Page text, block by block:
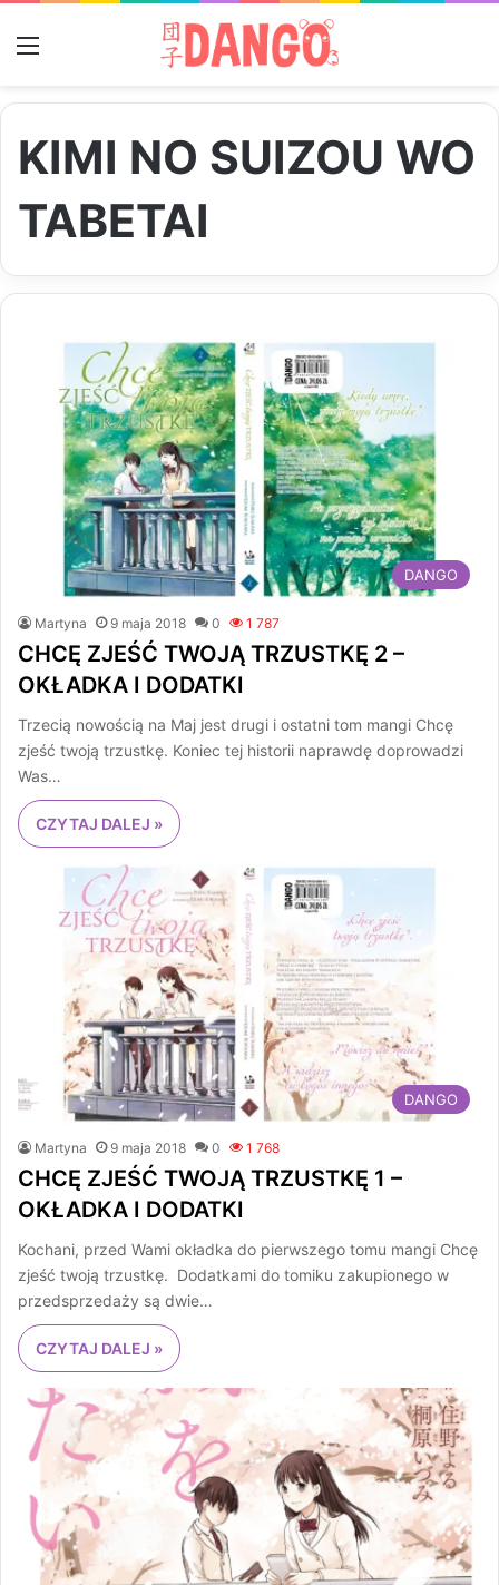
KIMI NO SUIZOU WO
TABETAI
DANGO
Martyna 9 maja 2018 0 1 787
CHCĘ ZJEŚĆ TWOJĄ TRZUSTKĘ 2 –
OKŁADKA I DODATKI
Trzecią nowością na Maj jest drugi i ostatni tom mangi Chcę
zjeść twoją trzustkę. Koniec tej historii naprawdę doprowadzi
Was…
CZYTAJ DALEJ »
DANGO
Martyna 9 maja 2018 0 1 768
CHCĘ ZJEŚĆ TWOJĄ TRZUSTKĘ 1 –
OKŁADKA I DODATKI
Kochani, przed Wami okładka do pierwszego tomu mangi Chcę
zjeść twoją trzustkę. Dodatkami do tomiku zakupionego w
przedsprzedaży są dwie…
CZYTAJ DALEJ »